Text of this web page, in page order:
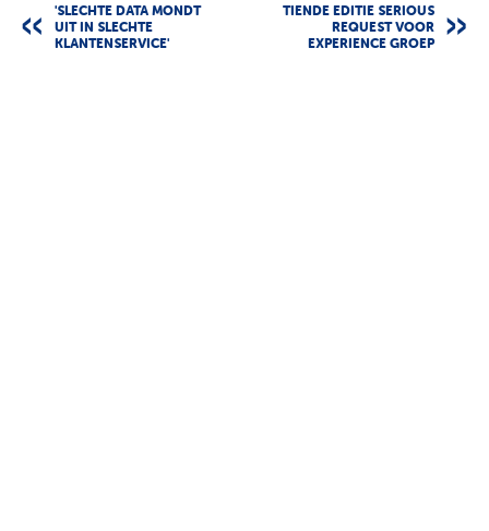
'SLECHTE DATA MONDT
UIT IN SLECHTE
KLANTENSERVICE'
TIENDE EDITIE SERIOUS
REQUEST VOOR
EXPERIENCE GROEP